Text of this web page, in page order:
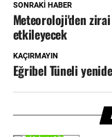
SONRAKI HABER
Meteoroloji'den
etkileyecek
KAÇIRMAYIN
Eğribel Tüneli